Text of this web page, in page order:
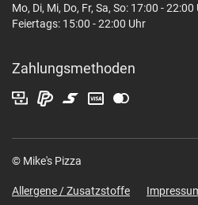
Mo, Di, Mi, Do, Fr, Sa, So: 17:00 - 22:00
Feiertags: 15:00 - 22:00 Uhr
Zahlungsmethoden
© Mike's Pizza
Allergene / Zusatzstoffe